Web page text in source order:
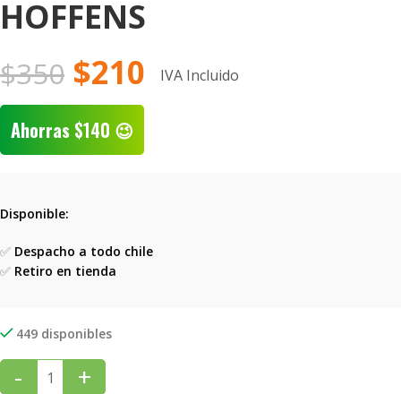
HOFFENS
$350 $210 IVA Incluido
Ahorras $140 😉
Disponible:
✅ Despacho a todo chile
✅ Retiro en tienda
449 disponibles
- +